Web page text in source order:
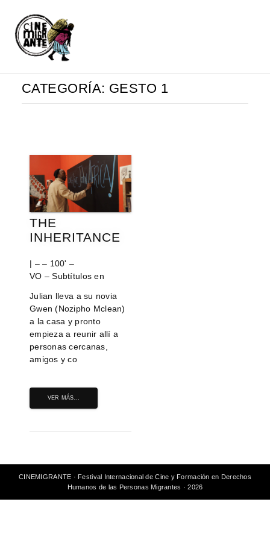
CATEGORÍA: GESTO 1
THE
INHERITANCE
| – – 100' –
VO – Subtítulos en
Julian lleva a su novia
Gwen (Nozipho Mclean)
a la casa y pronto
empieza a reunir allí a
personas cercanas,
amigos y co
VER MÁS...
CINEMIGRANTE · Festival Internacional de Cine y Formación en Derechos
Humanos de las Personas Migrantes · 2026